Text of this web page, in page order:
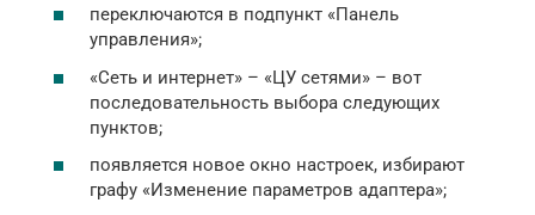
переключаются в подпункт «Панель
управления»;
«Сеть и интернет» – «ЦУ сетями» – вот
последовательность выбора следующих
пунктов;
появляется новое окно настроек, избирают
графу «Изменение параметров адаптера»;